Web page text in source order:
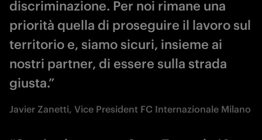
discriminazione. Per noi rimane una
priorità quella di proseguire il lavoro sul
territorio e, siamo sicuri, insieme ai
nostri partner, di essere sulla strada
giusta.”
Javier Zanetti, Vice President FC Internazionale Milano